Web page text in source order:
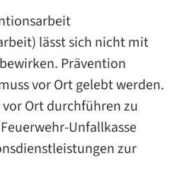
lässt sich nicht mit
Prävention
vor Ort gelebt werden.
Ort durchführen zu
Unfallkasse
zur